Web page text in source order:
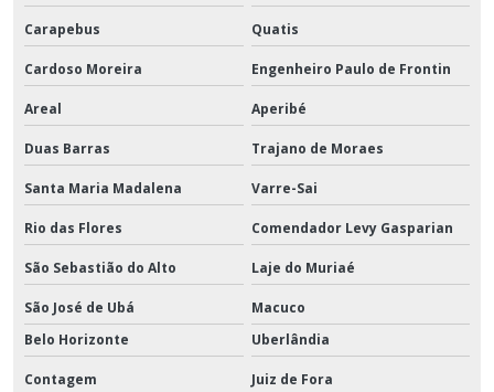
Carapebus Quatis
Cardoso Moreira Engenheiro Paulo de Frontin
Areal Aperibé
Duas Barras Trajano de Moraes
Santa Maria Madalena Varre-Sai
Rio das Flores Comendador Levy Gasparian
São Sebastião do Alto Laje do Muriaé
São José de Ubá
Macuco
Belo Horizonte
Uberlândia
Contagem Juiz de Fora